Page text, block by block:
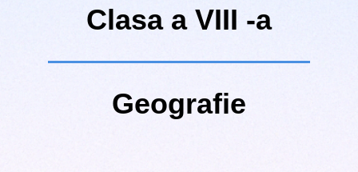
Clasa a VIII -a
Geografie